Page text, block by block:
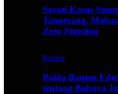
Soroti Kasus
Tangerang,
Zero Stunting
Banten
Polda Banten
tentang Bahaya